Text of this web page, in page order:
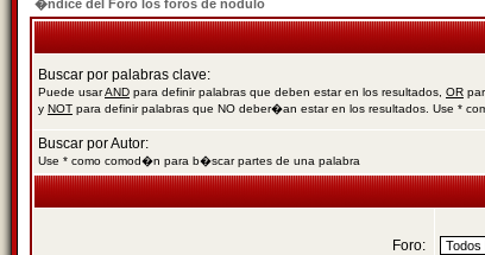
�ndice del Foro los foros de nódulo
Buscar por palabras clave:
Puede usarAND para definir palabras que deben estar en los resultados, OR
y NOT para definir palabras que NO deber�an estar en los resultados. Use *
Buscar por Autor:
Use * como comod�n para b�scar partes de una palabra
Foro: